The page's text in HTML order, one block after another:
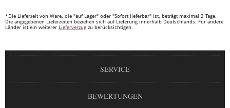
*Die Lieferzeit von Ware, die "auf Lager" oder "Sofort lieferbar" ist, beträgt maximal 2 Tage.
Die angegebenen Lieferzeiten beziehen sich auf Lieferung innerhalb Deutschlands. Für andere
Länder ist ein weiterer Lieferverzug zu berücksichtigen.
SERVICE
BEWERTUNGEN